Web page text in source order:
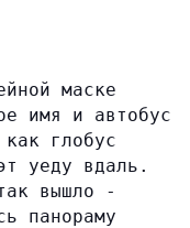
маске
имя и автобус
глобус
уеду вдаль.
вышло -
панораму